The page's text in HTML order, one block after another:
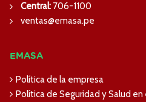
Central: 706-1100
ventas@emasa.pe
EMASA
Política de la empresa
Política de Seguridad y Salud en